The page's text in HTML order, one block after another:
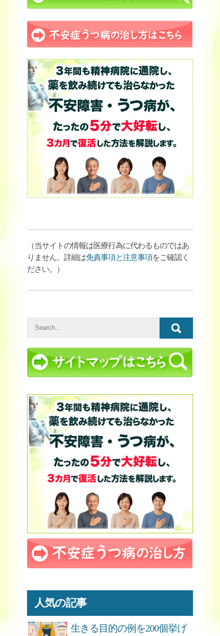
（当サイトの情報は医療行為に代わるものではあ
りません。詳細は免責事項と注意事項をご確認く
ださい。）
人気の記事
生きる目的の例を200個挙げ